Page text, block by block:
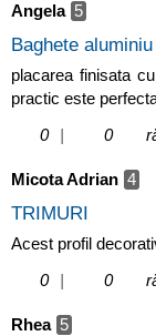
Angela 5
Baghete aluminiu
placarea finisata
practic este
0
| 0
Micota Adrian 4
TRIMURI
Acest profil
0
| 0
Rhea 5